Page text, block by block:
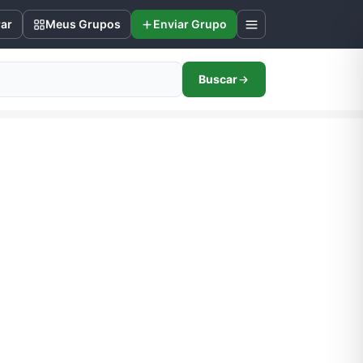
Meus Grupos Enviar Grupo
Buscar